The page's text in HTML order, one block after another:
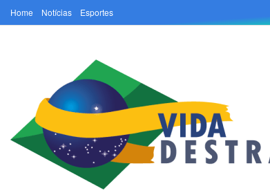
Home Notícias Esportes